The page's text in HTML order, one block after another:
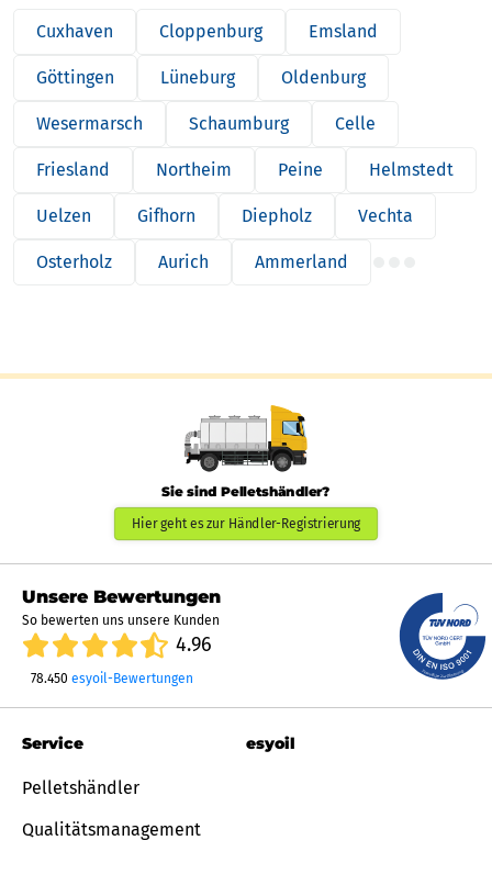
Cuxhaven Cloppenburg Emsland
Göttingen Lüneburg Oldenburg
Wesermarsch Schaumburg Celle
Friesland Northeim Peine Helmstedt
Uelzen Gifhorn Diepholz Vechta
Osterholz Aurich Ammerland
Sie sind Pelletshändler?
Hier geht es zur Händler-Registrierung
Unsere Bewertungen
So bewerten uns unsere Kunden
4.96
78.450 esyoil-Bewertungen
Service
Pelletshändler
Qualitätsmanagement
esyoil